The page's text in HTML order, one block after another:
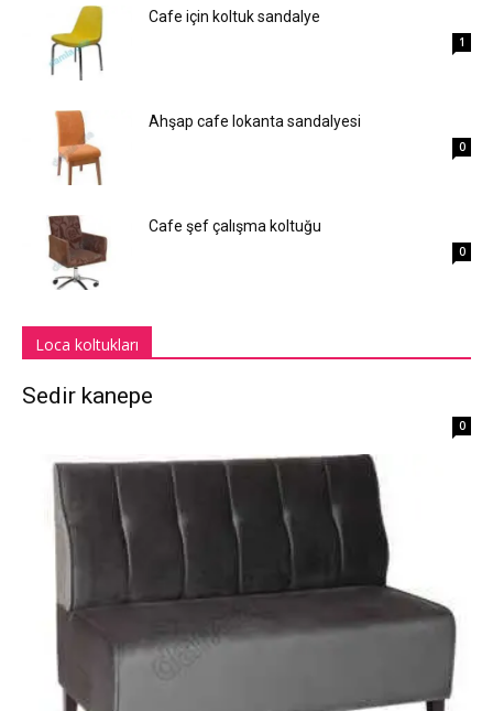
Cafe için koltuk sandalye
1
Ahşap cafe lokanta sandalyesi
0
Cafe şef çalışma koltuğu
0
Loca koltukları
Sedir kanepe
0